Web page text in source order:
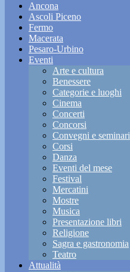
Ancona
Ascoli Piceno
Fermo
Macerata
Pesaro-Urbino
Eventi
Arte e cultura
Benessere
Categorie e luoghi
Cinema
Concerti
Concorsi
Convegni e seminari
Corsi
Danza
Eventi del mese
Festival
Mercatini
Mostre
Musica
Presentazione libri
Religione
Sagra e gastronomia
Teatro
Attualità